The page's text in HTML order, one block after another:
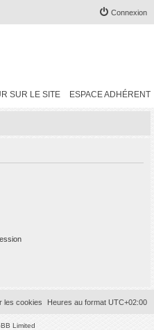
Connexion
SUR LE SITE ESPACE ADHÉRENT
Heures au format UTC+02:00
les cookies
Limited